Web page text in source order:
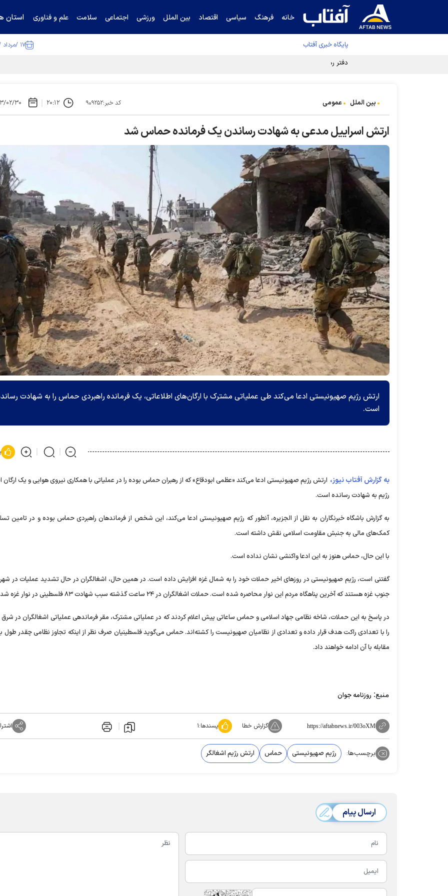
خانه فرهنگ سیاسی اقتصاد بین الملل ورزشی اجتماعی سلامت علم و فناوری استان
پایگاه خبری آفتاب ۱۷ /مرداد /۱۴۰۵
دفتر رهبر انقلاب ادعای خرازی درباره پزشکیان را تکذیب کرد
بین الملل عمومی کد خبر:۹۰۹۲۵۲ ۲۰:۱۲ ۱۴۰۳/
ارتش اسراییل مدعی به شهادت رساندن یک فرمانده حماس شد
ارتش رژیم صهیونیستی ادعا می‌کند طی عملیاتی مشترک با ارگان‌های اطلاعاتی، یک فرمانده راهبردی حماس را به شهادت
است.
به گزارش آفتاب نیوز، ارتش رژیم صهیونیستی ادعا می‌کند «عظمی ابودقاع» که از رهبران حماس بوده را در عملیاتی با همکاری نیروی هوایی و یک ارگان
رژیم به شهادت رسانده است.
به گزارش باشگاه خبرنگاران به نقل از الجزیره، آنطور که رژیم صهیونیستی ادعا می‌کند، این شخص از فرماندهان راهبردی حماس بوده و در تامین
کمک‌های مالی به جنبش مقاومت اسلامی نقش داشته است.
با این حال، حماس هنوز به این ادعا واکنشی نشان نداده است.
گفتنی است، رژیم صهیونیستی در روز‌های اخیر حملات خود را به شمال غزه افزایش داده است. در همین حال، اشغالگران در حال تشدید عملیات در
جنوب غزه هستند که آخرین پناهگاه مردم این نوار محاصره شده است. حملات اشغالگران در ۲۴ ساعت گذشته سبب شهادت ۸۳ فلسطینی در نوار غزه شده است.
در پاسخ به این حملات، شاخه نظامی جهاد اسلامی و حماس ساعاتی پیش اعلام کردند که در عملیاتی مشترک، مقر فرماندهی عملیاتی اشغالگران در شرق
را با تعدادی راکت هدف قرار داده و تعدادی از نظامیان صهیونیست را کشته‌اند. حماس می‌گوید فلسطینیان صرف نظر از اینکه تجاوز نظامی چقدر طول
مقابله با آن ادامه خواهند داد.
منبع: روزنامه جوان
https://aftabnews.ir/003oXM گزارش خطا پسندها:۱
برچسب‌ها: رژیم صهیونیستی حماس ارتش رژیم اشغالگر
ارسال پیام